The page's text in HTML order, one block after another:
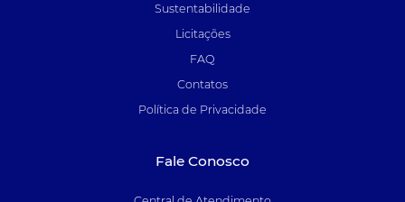
Sustentabilidade
Licitações
FAQ
Contatos
Política de Privacidade
Fale Conosco